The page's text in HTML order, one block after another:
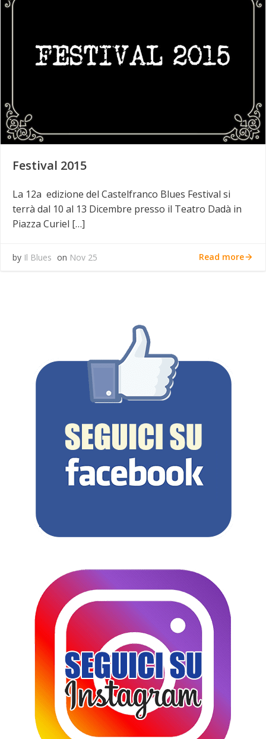
Festival 2015
La 12a edizione del Castelfranco Blues Festival si
terrà dal 10 al 13 Dicembre presso il Teatro Dadà in
Piazza Curiel […]
by Il Blues on Nov 25 Read more